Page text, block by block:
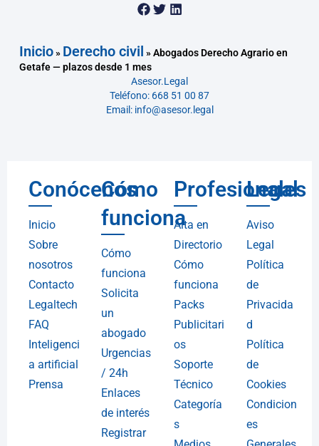
Inicio» Derecho civil »Abogados Derecho Agrario en
Getafe — plazos desde 1 mes
Asesor.Legal
Teléfono: 668 51 00 87
Email: info@asesor.legal
Conócenos
Inicio
Sobre
nosotros
Contacto
Legaltech
FAQ
Inteligenci
a artificial
Prensa
Cómo
funciona
Cómo
funciona
Solicita
un
abogado
Urgencias
/ 24h
Enlaces
de interés
Registrar
Profesionales
Alta en
Directorio
Cómo
funciona
Packs
Publicitari
os
Soporte
Técnico
Categoría
s
Legal
Aviso
Legal
Política
de
Privacida
d
Política
de
Cookies
Condicion
es